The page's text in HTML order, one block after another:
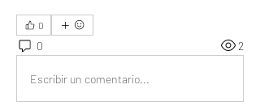
0
0 2
Escribir un comentario...